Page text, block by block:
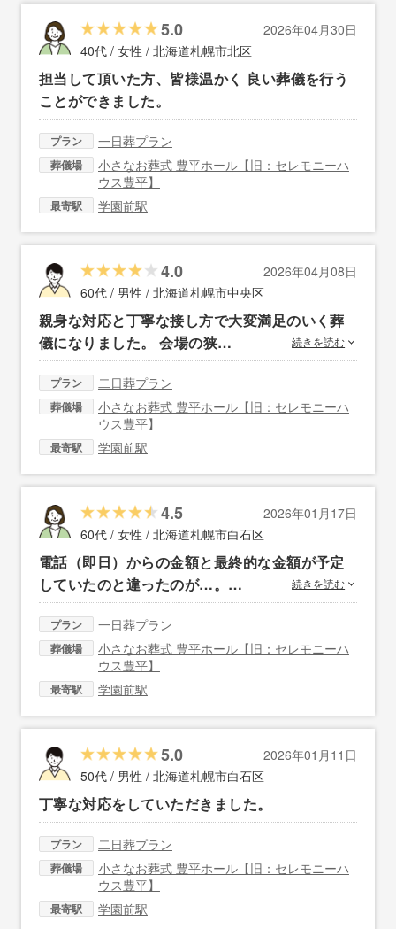
5.0
2026年04月30日
40代 / 女性 / 北海道札幌市北区
担当して頂いた方、皆様温かく 良い葬儀を行う
ことができました。
プラン 一日葬プラン
葬儀場
小さなお葬式 豊平ホール【旧：セレモニーハ
ウス豊平】
最寄駅 学園前駅
4.0
2026年04月08日
60代 / 男性 / 北海道札幌市中央区
親身な対応と丁寧な接し方で大変満足のいく葬
儀になりました。 会場の狭…
続きを読む
プラン 二日葬プラン
葬儀場
小さなお葬式 豊平ホール【旧：セレモニーハ
ウス豊平】
最寄駅 学園前駅
4.5
2026年01月17日
60代 / 女性 / 北海道札幌市白石区
電話（即日）からの金額と最終的な金額が予定
していたのと違ったのが…。…
続きを読む
プラン 一日葬プラン
葬儀場
小さなお葬式 豊平ホール【旧：セレモニーハ
ウス豊平】
最寄駅 学園前駅
5.0
2026年01月11日
50代 / 男性 / 北海道札幌市白石区
丁寧な対応をしていただきました。
プラン 二日葬プラン
葬儀場
小さなお葬式 豊平ホール【旧：セレモニーハ
ウス豊平】
最寄駅 学園前駅